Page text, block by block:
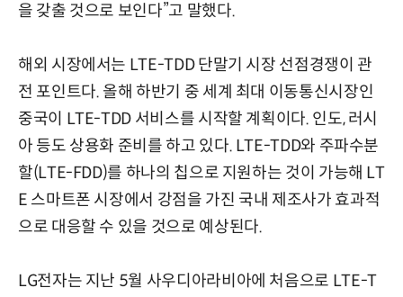
을 갖출 것으로 보인다”고 말했다.
해외 시장에서는 LTE-TDD 단말기 시장 선점경쟁이 관
전 포인트다. 올해 하반기 중 세계 최대 이동통신시장인
중국이 LTE-TDD 서비스를 시작할 계획이다. 인도, 러시
아 등도 상용화 준비를 하고 있다. LTE-TDD와 주파수분
할(LTE-FDD)를 하나의 칩으로 지원하는 것이 가능해 LT
E 스마트폰 시장에서 강점을 가진 국내 제조사가 효과적
으로 대응할 수 있을 것으로 예상된다.
LG전자는 지난 5월 사우디아라비아에 처음으로 LTE-T